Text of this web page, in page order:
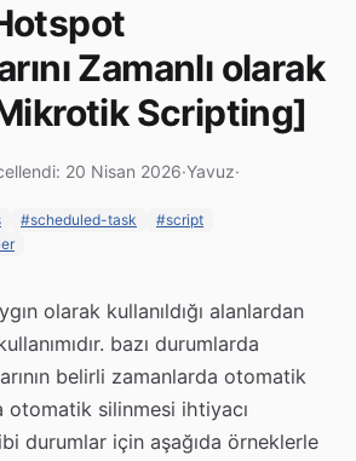
Zamanlı olarak
Scripting]
20 Nisan 2026·Yavuz·
#scheduled-task
#script
olarak kullanıldığı alanlardan
bazı durumlarda
belirli zamanlarda otomatik
otomatik silinmesi ihtiyacı
durumlar için aşağıda örneklerle